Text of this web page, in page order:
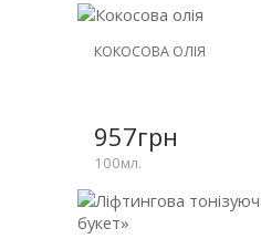
КОКОСОВА ОЛІЯ
957грн
100мл.